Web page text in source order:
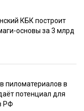
КБК построит
основы за 3 млрд
пиломатериалов в
потенциал для
РФ